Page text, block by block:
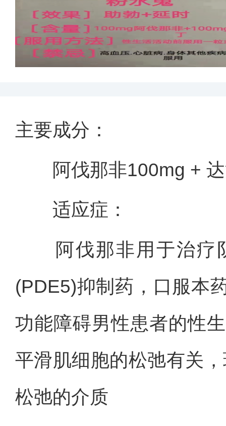
主要成分：
阿伐那非100mg + 达
适应症：
阿伐那非用于治疗阴
(PDE5)抑制药，口服本
功能障碍男性患者的性
平滑肌细胞的松弛有关
松弛的介质